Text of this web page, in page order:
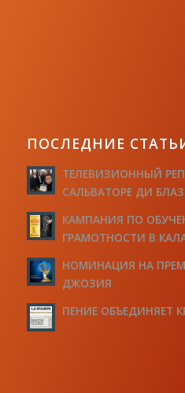
ПОСЛЕДНИЕ
ТЕЛЕВИЗИОННЫЙ
САЛЬВАТОРЕ ДИ
КАМПАНИЯ ПО
ГРАМОТНОСТИ В
НОМИНАЦИЯ НА
ДЖОЗИЯ
ПЕНИЕ ОБЪЕДИНЯЕТ